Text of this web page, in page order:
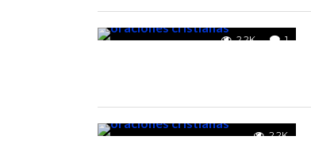
2.2K 1
2.2K